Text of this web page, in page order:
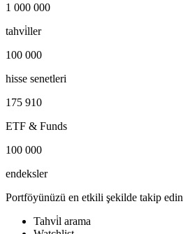
1 000 000
tahvi̇ller
100 000
hisse senetleri
175 910
ETF & Funds
100 000
endeksler
Portföyünüzü en etkili şekilde takip edin
Tahvi̇l arama